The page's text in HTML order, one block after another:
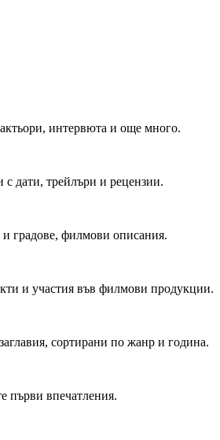
интервюта и още много.
с дати, трейлъри и рецензии.
градове, филмови описания.
и участия във филмови продукции.
сортирани по жанр и година.
първи впечатления.